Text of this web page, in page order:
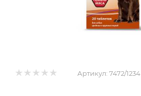
Артикул: 7472/1234